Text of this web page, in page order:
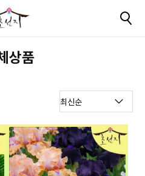
상품